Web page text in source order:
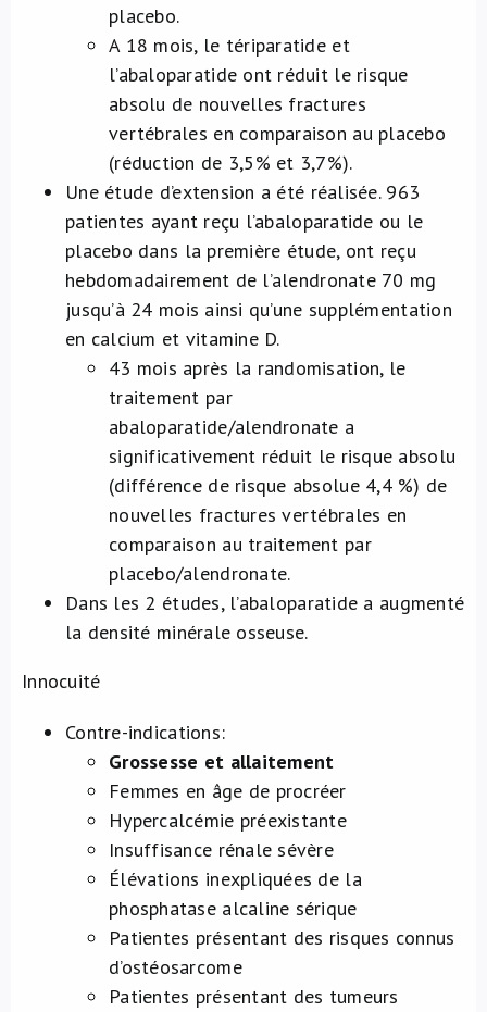
placebo.
A 18 mois, le tériparatide et
l’abaloparatide ont réduit le risque
absolu de nouvelles fractures
vertébrales en comparaison au placebo
(réduction de 3,5% et 3,7%).
Une étude d’extension a été réalisée. 963
patientes ayant reçu l’abaloparatide ou le
placebo dans la première étude, ont reçu
hebdomadairement de l’alendronate 70 mg
jusqu’à 24 mois ainsi qu’une supplémentation
en calcium et vitamine D.
43 mois après la randomisation, le
traitement par
abaloparatide/alendronate a
significativement réduit le risque absolu
(différence de risque absolue 4,4 %) de
nouvelles fractures vertébrales en
comparaison au traitement par
placebo/alendronate.
Dans les 2 études, l’abaloparatide a augmenté
la densité minérale osseuse.
Innocuité
Contre-indications:
Grossesse et allaitement
Femmes en âge de procréer
Hypercalcémie préexistante
Insuffisance rénale sévère
Élévations inexpliquées de la
phosphatase alcaline sérique
Patientes présentant des risques connus
d’ostéosarcome
Patientes présentant des tumeurs